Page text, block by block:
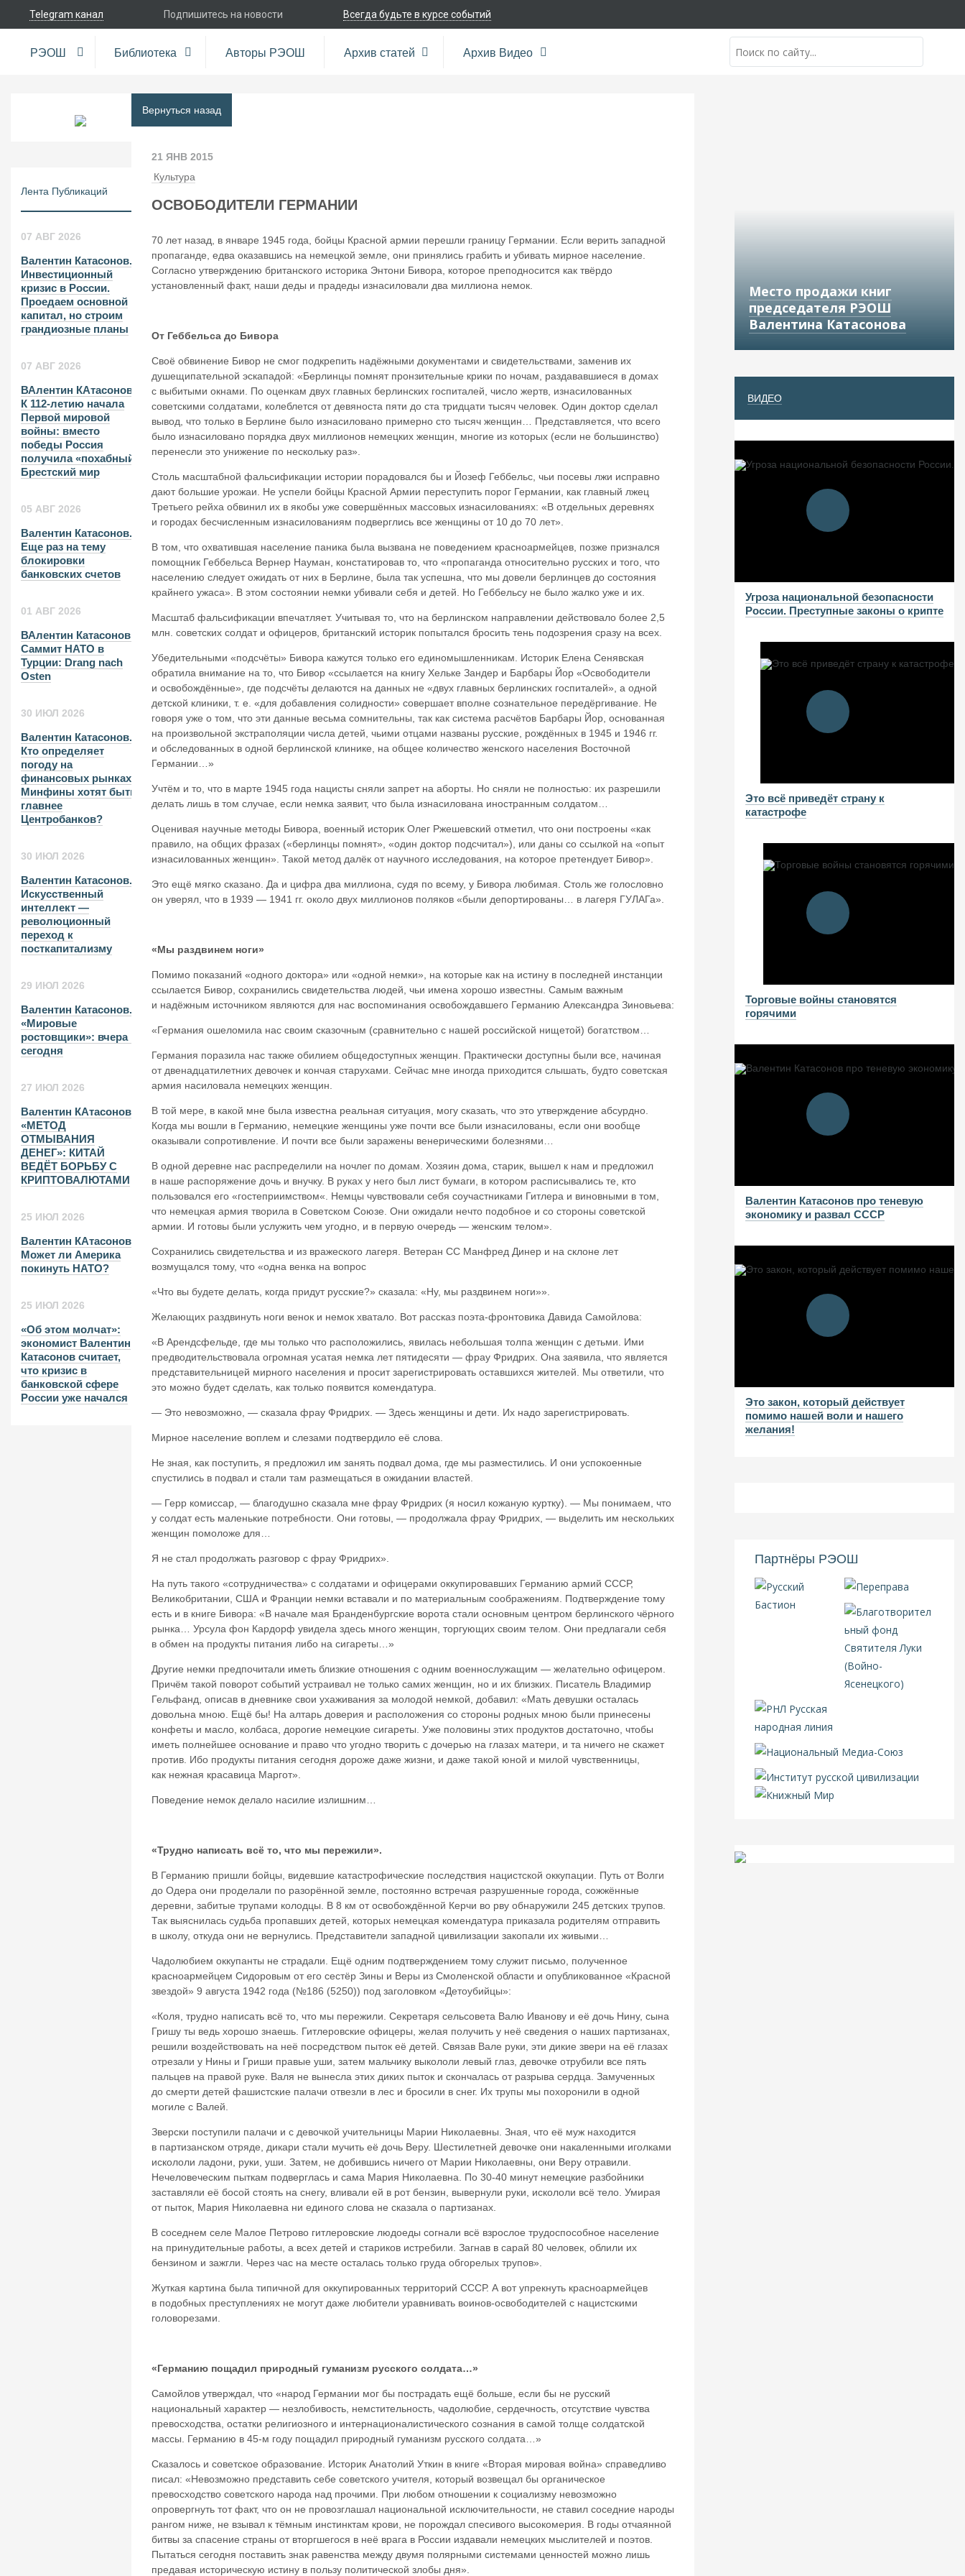
Telegram канал Подпишитесь на новости Всегда будьте в курсе событий
РЭОШ Библиотека Авторы РЭОШ Архив статей Архив Видео
Лента Публикаций
07 АВГ 2026
Валентин Катасонов.
Инвестиционный
кризис в России.
Проедаем основной
капитал, но строим
грандиозные планы
07 АВГ 2026
ВАлентин КАтасонов.
К 112-летию начала
Первой мировой
войны: вместо
победы Россия
получила «похабный»
Брестский мир
05 АВГ 2026
Валентин Катасонов.
Еще раз на тему
блокировки
банковских счетов
01 АВГ 2026
ВАлентин Катасонов.
Саммит НАТО в
Турции: Drang nach
Osten
30 ИЮЛ 2026
Валентин Катасонов.
Кто определяет
погоду на
финансовых рынках?
Минфины хотят быть
главнее
Центробанков?
30 ИЮЛ 2026
Валентин Катасонов.
Искусственный
интеллект —
революционный
переход к
посткапитализму
29 ИЮЛ 2026
Валентин Катасонов.
«Мировые
ростовщики»: вчера и
сегодня
27 ИЮЛ 2026
Валентин КАтасонов.
«МЕТОД
ОТМЫВАНИЯ
ДЕНЕГ»: КИТАЙ
ВЕДЁТ БОРЬБУ С
КРИПТОВАЛЮТАМИ
25 ИЮЛ 2026
Валентин КАтасонов.
Может ли Америка
покинуть НАТО?
25 ИЮЛ 2026
«Об этом молчат»:
экономист Валентин
Катасонов считает,
что кризис в
банковской сфере
России уже начался
Вернуться назад
21 ЯНВ 2015
Культура
ОСВОБОДИТЕЛИ ГЕРМАНИИ
70 лет назад, в январе 1945 года, бойцы Красной армии перешли границу Германии. Если верить западной
пропаганде, едва оказавшись на немецкой земле, они принялись грабить и убивать мирное население.
Согласно утверждению британского историка Энтони Бивора, которое преподносится как твёрдо
установленный факт, наши деды и прадеды изнасиловали два миллиона немок.
От Геббельса до Бивора
Своё обвинение Бивор не смог подкрепить надёжными документами и свидетельствами, заменив их
душещипательной эскападой: «Берлинцы помнят пронзительные крики по ночам, раздававшиеся в домах
с выбитыми окнами. По оценкам двух главных берлинских госпиталей, число жертв, изнасилованных
советскими солдатами, колеблется от девяноста пяти до ста тридцати тысяч человек. Один доктор сделал
вывод, что только в Берлине было изнасиловано примерно сто тысяч женщин… Представляется, что всего
было изнасиловано порядка двух миллионов немецких женщин, многие из которых (если не большинство)
перенесли это унижение по нескольку раз».
Столь масштабной фальсификации истории порадовался бы и Йозеф Геббельс, чьи посевы лжи исправно
дают большие урожаи. Не успели бойцы Красной Армии переступить порог Германии, как главный лжец
Третьего рейха обвинил их в якобы уже совершённых массовых изнасилованиях: «В отдельных деревнях
и городах бесчисленным изнасилованиям подверглись все женщины от 10 до 70 лет».
В том, что охватившая население паника была вызвана не поведением красноармейцев, позже признался
помощник Геббельса Вернер Науман, констатировав то, что «пропаганда относительно русских и того, что
населению следует ожидать от них в Берлине, была так успешна, что мы довели берлинцев до состояния
крайнего ужаса». В этом состоянии немки убивали себя и детей. Но Геббельсу не было жалко уже и их.
Масштаб фальсификации впечатляет. Учитывая то, что на берлинском направлении действовало более 2,5
млн. советских солдат и офицеров, британский историк попытался бросить тень подозрения сразу на всех.
Убедительными «подсчёты» Бивора кажутся только его единомышленникам . Историк Елена Сенявская
обратила внимание на то, что Бивор «ссылается на книгу Хельке Зандер и Барбары Йор «Освободители
и освобождённые» , где подсчёты делаются на данных не «двух главных берлинских госпиталей», а одной
детской клиники, т. е. «для добавления солидности» совершает вполне сознательное передёргивание. Не
говоря уже о том, что эти данные весьма сомнительны, так как система расчётов Барбары Йор, основанная
на произвольной экстраполяции числа детей, чьими отцами названы русские, рождённых в 1945 и 1946 гг.
и обследованных в одной берлинской клинике, на общее количество женского населения Восточной
Германии…»
Учтём и то, что в марте 1945 года нацисты сняли запрет на аборты. Но сняли не полностью: их разрешили
делать лишь в том случае, если немка заявит, что была изнасилована иностранным солдатом…
Оценивая научные методы Бивора, военный историк Олег Ржешевский отметил, что они построены «как
правило, на общих фразах («берлинцы помнят», «один доктор подсчитал»), или даны со ссылкой на «опыт
изнасилованных женщин». Такой метод далёк от научного исследования, на которое претендует Бивор».
Это ещё мягко сказано. Да и цифра два миллиона, судя по всему, у Бивора любимая. Столь же голословно
он уверял, что в 1939 — 1941 гг. около двух миллионов поляков «были депортированы… в лагеря ГУЛАГа».
«Мы раздвинем ноги»
Помимо показаний «одного доктора» или «одной немки», на которые как на истину в последней инстанции
ссылается Бивор, сохранились свидетельства людей, чьи имена хорошо известны. Самым важным
и надёжным источником являются для нас воспоминания освобождавшего Германию Александра Зиновьева:
«Германия ошеломила нас своим сказочным (сравнительно с нашей российской нищетой) богатством…
Германия поразила нас также обилием общедоступных женщин. Практически доступны были все, начиная
от двенадцатилетних девочек и кончая старухами. Сейчас мне иногда приходится слышать, будто советская
армия насиловала немецких женщин.
В той мере, в какой мне была известна реальная ситуация, могу сказать, что это утверждение абсурдно.
Когда мы вошли в Германию, немецкие женщины уже почти все были изнасилованы, если они вообще
оказывали сопротивление. И почти все были заражены венерическими болезнями…
В одной деревне нас распределили на ночлег по домам. Хозяин дома, старик, вышел к нам и предложил
в наше распоряжение дочь и внучку. В руках у него был лист бумаги, в котором расписывались те, кто
пользовался его «гостеприимством«. Немцы чувствовали себя соучастниками Гитлера и виновными в том,
что немецкая армия творила в Советском Союзе. Они ожидали нечто подобное и со стороны советской
армии. И готовы были услужить чем угодно, и в первую очередь — женским телом».
Сохранились свидетельства и из вражеского лагеря. Ветеран СС Манфред Динер и на склоне лет
возмущался тому, что «одна венка на вопрос
«Что вы будете делать, когда придут русские?» сказала: «Ну, мы раздвинем ноги»».
Желающих раздвинуть ноги венок и немок хватало. Вот рассказ поэта-фронтовика Давида Самойлова:
«В Арендсфельде, где мы только что расположились, явилась небольшая толпа женщин с детьми. Ими
предводительствовала огромная усатая немка лет пятидесяти — фрау Фридрих. Она заявила, что является
представительницей мирного населения и просит зарегистрировать оставшихся жителей. Мы ответили, что
это можно будет сделать, как только появится комендатура.
— Это невозможно, — сказала фрау Фридрих. — Здесь женщины и дети. Их надо зарегистрировать.
Мирное население воплем и слезами подтвердило её слова.
Не зная, как поступить, я предложил им занять подвал дома, где мы разместились. И они успокоенные
спустились в подвал и стали там размещаться в ожидании властей.
— Герр комиссар, — благодушно сказала мне фрау Фридрих (я носил кожаную куртку). — Мы понимаем, что
у солдат есть маленькие потребности. Они готовы, — продолжала фрау Фридрих, — выделить им нескольких
женщин помоложе для…
Я не стал продолжать разговор с фрау Фридрих».
На путь такого «сотрудничества» с солдатами и офицерами оккупировавших Германию армий СССР,
Великобритании, США и Франции немки вставали и по материальным соображениям. Подтверждение тому
есть и в книге Бивора: «В начале мая Бранденбургские ворота стали основным центром берлинского чёрного
рынка… Урсула фон Кардорф увидела здесь много женщин, торгующих своим телом. Они предлагали себя
в обмен на продукты питания либо на сигареты…»
Другие немки предпочитали иметь близкие отношения с одним военнослужащим — желательно офицером.
Причём такой поворот событий устраивал не только самих женщин, но и их близких. Писатель Владимир
Гельфанд, описав в дневнике свои ухаживания за молодой немкой, добавил: «Мать девушки осталась
довольна мною. Ещё бы! На алтарь доверия и расположения со стороны родных мною были принесены
конфеты и масло, колбаса, дорогие немецкие сигареты. Уже половины этих продуктов достаточно, чтобы
иметь полнейшее основание и право что угодно творить с дочерью на глазах матери, и та ничего не скажет
против. Ибо продукты питания сегодня дороже даже жизни, и даже такой юной и милой чувственницы,
как нежная красавица Маргот».
Поведение немок делало насилие излишним…
«Трудно написать всё то, что мы пережили».
В Германию пришли бойцы, видевшие катастрофические последствия нацистской оккупации. Путь от Волги
до Одера они проделали по разорённой земле, постоянно встречая разрушенные города, сожжённые
деревни, забитые трупами колодцы. В 8 км от освобождённой Керчи во рву обнаружили 245 детских трупов.
Так выяснилась судьба пропавших детей, которых немецкая комендатура приказала родителям отправить
в школу, откуда они не вернулись. Представители западной цивилизации закопали их живыми…
Чадолюбием оккупанты не страдали. Ещё одним подтверждением тому служит письмо, полученное
красноармейцем Сидоровым от его сестёр Зины и Веры из Смоленской области и опубликованное «Красной
звездой» 9 августа 1942 года (№186 (5250)) под заголовком «Детоубийцы»:
«Коля, трудно написать всё то, что мы пережили. Секретаря сельсовета Валю Иванову и её дочь Нину, сына
Гришу ты ведь хорошо знаешь. Гитлеровские офицеры, желая получить у неё сведения о наших партизанах,
решили воздействовать на неё посредством пыток её детей. Связав Вале руки, эти дикие звери на её глазах
отрезали у Нины и Гриши правые уши, затем мальчику выкололи левый глаз, девочке отрубили все пять
пальцев на правой руке. Валя не вынесла этих диких пыток и скончалась от разрыва сердца. Замученных
до смерти детей фашистские палачи отвезли в лес и бросили в снег. Их трупы мы похоронили в одной
могиле с Валей.
Зверски поступили палачи и с девочкой учительницы Марии Николаевны. Зная, что её муж находится
в партизанском отряде, дикари стали мучить её дочь Веру. Шестилетней девочке они накаленными иголками
искололи ладони, руки, уши. Затем, не добившись ничего от Марии Николаевны, они Веру отравили.
Нечеловеческим пыткам подверглась и сама Мария Николаевна. По 30-40 минут немецкие разбойники
заставляли её босой стоять на снегу, вливали ей в рот бензин, вывернули руки, искололи всё тело. Умирая
от пыток, Мария Николаевна ни единого слова не сказала о партизанах.
В соседнем селе Малое Петрово гитлеровские людоеды согнали всё взрослое трудоспособное население
на принудительные работы, а всех детей и стариков истребили. Загнав в сарай 80 человек, облили их
бензином и зажгли. Через час на месте осталась только груда обгорелых трупов».
Жуткая картина была типичной для оккупированных территорий СССР. А вот упрекнуть красноармейцев
в подобных преступлениях не могут даже любители уравнивать воинов-освободителей с нацистскими
головорезами.
«Германию пощадил природный гуманизм русского солдата…»
Самойлов утверждал, что «народ Германии мог бы пострадать ещё больше, если бы не русский
национальный характер — незлобивость, немстительность, чадолюбие, сердечность, отсутствие чувства
превосходства, остатки религиозного и интернационалистического сознания в самой толще солдатской
массы. Германию в 45-м году пощадил природный гуманизм русского солдата…»
Сказалось и советское образование. Историк Анатолий Уткин в книге «Вторая мировая война» справедливо
писал: «Невозможно представить себе советского учителя, который возвещал бы органическое
превосходство советского народа над прочими. При любом отношении к социализму невозможно
опровергнуть тот факт, что он не провозглашал национальной исключительности , не ставил соседние народы
рангом ниже, не взывал к тёмным инстинктам крови, не порождал спесивого высокомерия. В годы отчаянной
битвы за спасение страны от вторгшегося в неё врага в России издавали немецких мыслителей и поэтов.
Пытаться сегодня поставить знак равенства между двумя полярными системами ценностей можно лишь
предавая историческую истину в пользу политической злобы дня».
Место продажи книг
председателя РЭОШ
Валентина Катасонова
ВИДЕО
Угроза национальной безопасности
России. Преступные законы о крипте
Это всё приведёт страну к
катастрофе
Торговые войны становятся
горячими
Валентин Катасонов про теневую
экономику и развал СССР
Это закон, который действует
помимо нашей воли и нашего
желания!
Партнёры РЭОШ